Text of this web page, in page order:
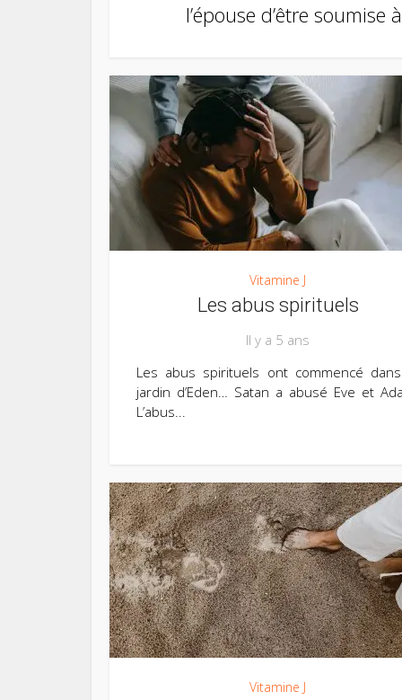
l’épouse d’être
Vitamine J
Les abus spirituels
Il y a 5 ans
Les abus spirituels ont commencé
jardin d’Eden… Satan a abusé Eve et
L’abus...
Vitamine J